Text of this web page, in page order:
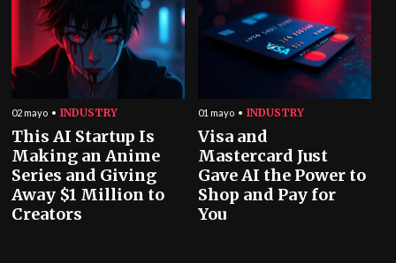
02 mayo INDUSTRY
This AI Startup Is
Making an Anime
Series and Giving
Away $1 Million to
Creators
01 mayo INDUSTRY
Visa and
Mastercard Just
Gave AI the Power to
Shop and Pay for
You